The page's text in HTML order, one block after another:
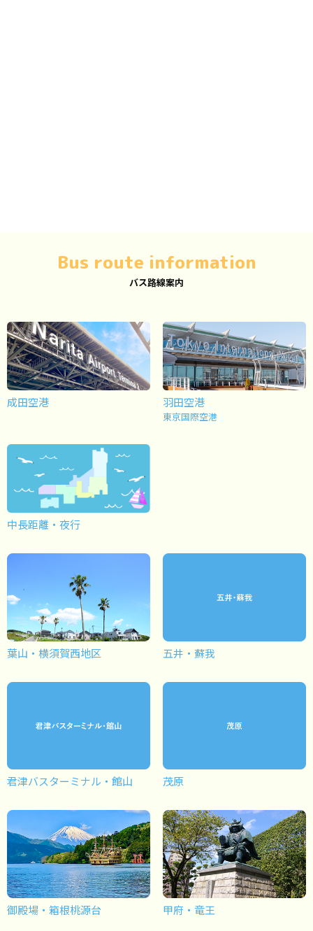
Bus route information
バス路線案内
成田空港 羽田空港
東京国際空港
中長距離・夜行
葉山・横須賀西地区 五井・蘇我
君津バスターミナル・館山 茂原
御殿場・箱根桃源台 甲府・竜王